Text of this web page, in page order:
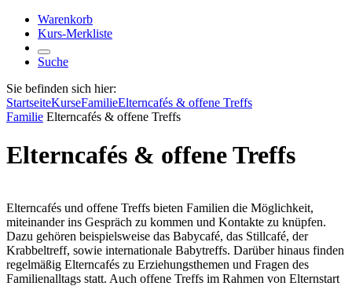
Warenkorb
Kurs-Merkliste
Suche
Sie befinden sich hier:
StartseiteKurseFamilieElterncafés & offene Treffs
Familie Elterncafés & offene Treffs
Elterncafés & offene Treffs
Elterncafés und offene Treffs bieten Familien die Möglichkeit,
miteinander ins Gespräch zu kommen und Kontakte zu knüpfen.
Dazu gehören beispielsweise das Babycafé, das Stillcafé, der
Krabbeltreff, sowie internationale Babytreffs. Darüber hinaus finden
regelmäßig Elterncafés zu Erziehungsthemen und Fragen des
Familienalltags statt. Auch offene Treffs im Rahmen von Elternstart